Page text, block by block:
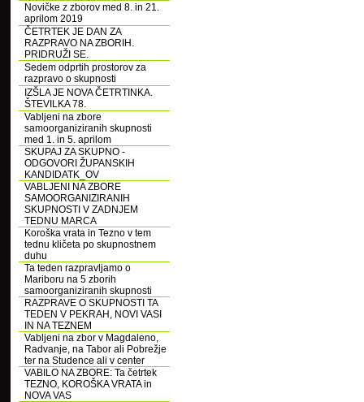
Novičke z zborov med 8. in 21.
aprilom 2019
ČETRTEK JE DAN ZA
RAZPRAVO NA ZBORIH.
PRIDRUŽI SE.
Sedem odprtih prostorov za
razpravo o skupnosti
IZŠLA JE NOVA ČETRTINKA.
ŠTEVILKA 78.
Vabljeni na zbore
samoorganiziranih skupnosti
med 1. in 5. aprilom
SKUPAJ ZA SKUPNO -
ODGOVORI ŽUPANSKIH
KANDIDATK_OV
VABLJENI NA ZBORE
SAMOORGANIZIRANIH
SKUPNOSTI V ZADNJEM
TEDNU MARCA
Koroška vrata in Tezno v tem
tednu kličeta po skupnostnem
duhu
Ta teden razpravljamo o
Mariboru na 5 zborih
samoorganiziranih skupnosti
RAZPRAVE O SKUPNOSTI TA
TEDEN V PEKRAH, NOVI VASI
IN NA TEZNEM
Vabljeni na zbor v Magdaleno,
Radvanje, na Tabor ali Pobrežje
ter na Studence ali v center
VABILO NA ZBORE: Ta četrtek
TEZNO, KOROŠKA VRATA in
NOVA VAS